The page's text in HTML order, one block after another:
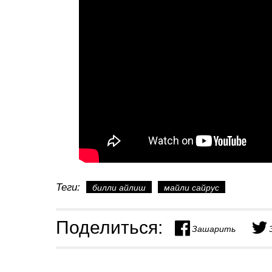
Теги: билли айлиш майли сайрус
Поделиться: Зашарить